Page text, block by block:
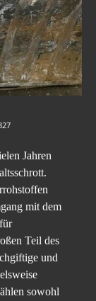
Jahren
mit dem
Teil des
und
sowohl